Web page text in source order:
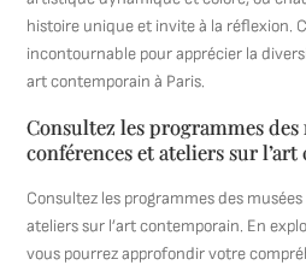
histoire unique et invite à la réflexion.
incontournable pour apprécier la
art contemporain à Paris.
Consultez les programmes des
conférences et ateliers sur
Consultez les programmes des
ateliers sur l’art contemporain. En
vous pourrez approfondir votre